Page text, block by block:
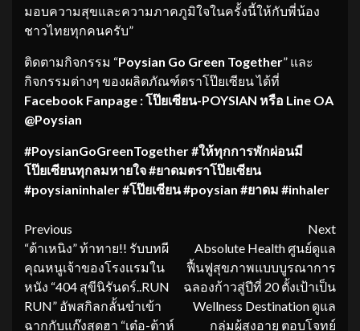
มอบความสุขและความภาคภูมิใจในครั้งนี้ให้กับพี่น้อง
ชาวไทยทุกคนครับ”
ติดตามกิจกรรม “Poysian Go Green Together” และ
กิจกรรมต่างๆ ของผลิตภัณฑ์ตราโป๊ยเซียน ได้ที่
Facebook Fanpage :โป๊ยเซียน-POYSIAN หรือ Line OA
@Poysian
#PoysianGoGreenTogether #ให้ทุกการพักผ่อนมี
โป๊ยเซียนทุกลมหายใจ #ยาดมตราโป๊ยเซียน
#poysianinhaler #โป๊ยเซียน #poysian #ยาดม #inhaler
Continue
Reading
Previous
“ต้าเหนิง” ท้าทาย!! รับบทผี
คุณหนูเจ้าของโรงแรมใน
หนัง “404 สุขีนิรันดร์..RUN
RUN” อัพสกิลกลั้นขำเข้า
ฉากกับแก๊งสุดฮา “เต๋อ-ต้าห์
Next
Absolute Health ศูนย์ดูแล
ฟื้นฟูสุขภาพแบบบูรณาการ
ฉลองก้าวสู่ปีที่ 20 ตั้งเป้าเป็น
Wellness Destination ดูแล
กลุ่มผู้สูงอายุ ตอบโจทย์